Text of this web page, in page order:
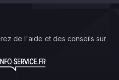
de l'aide et des conseils sur